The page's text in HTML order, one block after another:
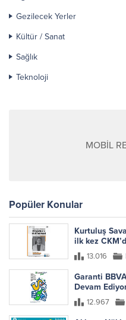
Gezilecek Yerler
Kültür / Sanat
Sağlık
Teknoloji
MOBİL
Popüler Konular
Kurtuluş
ilk kez
13.016
Garanti
Devam
12.967